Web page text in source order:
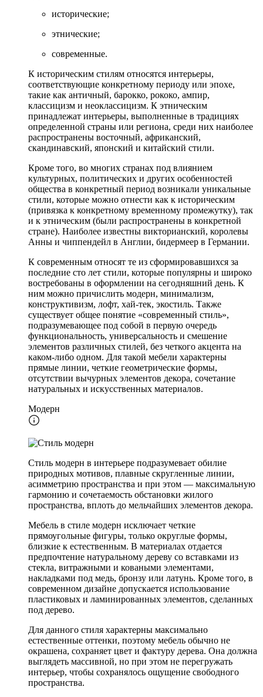
исторические;
этнические;
современные.
К историческим стилям относятся интерьеры,
соответствующие конкретному периоду или эпохе,
такие как античный, барокко, рококо, ампир,
классицизм и неоклассицизм. К этническим
принадлежат интерьеры, выполненные в традициях
определенной страны или региона, среди них наиболее
распространены восточный, африканский,
скандинавский, японский и китайский стили.
Кроме того, во многих странах под влиянием
культурных, политических и других особенностей
общества в конкретный период возникали уникальные
стили, которые можно отнести как к историческим
(привязка к конкретному временному промежутку), так
и к этническим (были распространены в конкретной
стране). Наиболее известны викторианский, королевы
Анны и чиппендейл в Англии, бидермеер в Германии.
К современным относят те из сформировавшихся за
последние сто лет стили, которые популярны и широко
востребованы в оформлении на сегодняшний день. К
ним можно причислить модерн, минимализм,
конструктивизм, лофт, хай-тек, экостиль. Также
существует общее понятие «современный стиль»,
подразумевающее под собой в первую очередь
функциональность, универсальность и смешение
элементов различных стилей, без четкого акцента на
каком-либо одном. Для такой мебели характерны
прямые линии, четкие геометрические формы,
отсутствии вычурных элементов декора, сочетание
натуральных и искусственных материалов.
Модерн
Стиль модерн в интерьере подразумевает обилие
природных мотивов, плавные скругленные линии,
асимметрию пространства и при этом — максимальную
гармонию и сочетаемость обстановки жилого
пространства, вплоть до мельчайших элементов декора.
Мебель в стиле модерн исключает четкие
прямоугольные фигуры, только округлые формы,
близкие к естественным. В материалах отдается
предпочтение натуральному дереву со вставками из
стекла, витражными и коваными элементами,
накладками под медь, бронзу или латунь. Кроме того, в
современном дизайне допускается использование
пластиковых и ламинированных элементов, сделанных
под дерево.
Для данного стиля характерны максимально
естественные оттенки, поэтому мебель обычно не
окрашена, сохраняет цвет и фактуру дерева. Она должна
выглядеть массивной, но при этом не перегружать
интерьер, чтобы сохранялось ощущение свободного
пространства.